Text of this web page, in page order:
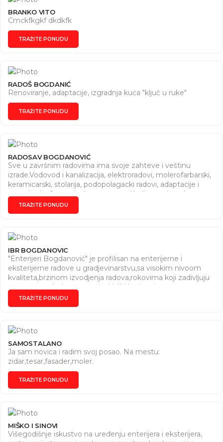
BRANKO VITO
Cmckfkgkf dkdkfk
TRAŽITE PONUDU
RADOŠ BOGDANIĆ
Renoviranje, adaptacije, izgradnja kuća "ključ u ruke"
TRAŽITE PONUDU
RADOSAV BOGDANOVIĆ
Sve u završnim radovima ima svoje zahteve i veštinu
izrade.Vodovod i kanalizacija, elektroradovi, molerofarbarski,
keramicarski, stolarija, podopolagacki radovi, adaptacije i
renoviranje. Sve na jednom mestu. Kvalitetno i u roku.
Zamena slavina, bojlera, popravke u stanu. Vaše je da
pozovete da se dogocorimo. Ostalo je naša obaveza.
TRAŽITE PONUDU
IBR BOGDANOVIC
"Enterijeri Bogdanović" je profilisan na enterijerne i
eksterijerne radove u gradjevinarstvu,sa visokim nivoom
kvaliteta,brzinom izvodjenja radova,rokovima koji zadivljuju
ne samo poslodavca vec šire.Veliki broj majstora savrsenog
ukusa i kvaliteta,omogucava stabilnost u poslovima koji
nam se poveravaju!Da biste se bliže upoznali sa nasim
https://youtu.be/AYhk2srRrGQ
TRAŽITE PONUDU
SAMOSTALANO
Ja sam novica i radim svoj posao. Na mestu:
zidar,tesar,fasader,moler.
TRAŽITE PONUDU
MIŠKO I SINOVI
Višegodišnje iskustvo na uređenju enterijera i eksterijera,